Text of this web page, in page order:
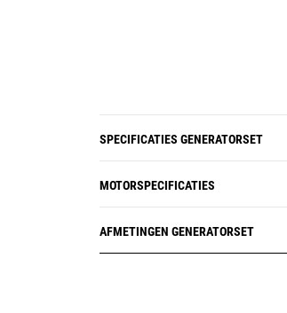
SPECIFICATIES GENERATORSET
MOTORSPECIFICATIES
AFMETINGEN GENERATORSET